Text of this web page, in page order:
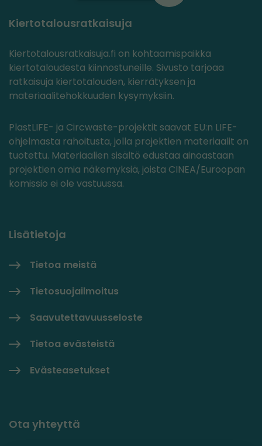
Kiertotalousratkaisuja
Kiertotalousratkaisuja.fi on kohtaamispaikka
kiertotaloudesta kiinnostuneille. Sivusto tarjoaa
ratkaisuja kiertotalouden, kierrätyksen ja
materiaalitehokkuuden kysymyksiin.
PlastLIFE- ja Circwaste-projektit saavat EU:n LIFE-
ohjelmasta rahoitusta, jolla projektien materiaalit on
tuotettu. Materiaalien sisältö edustaa ainoastaan
projektien omia näkemyksiä, joista CINEA/Euroopan
komissio ei ole vastuussa.
Lisätietoja
Tietoa meistä
Tietosuojailmoitus
Saavutettavuusseloste
Tietoa evästeistä
Evästeasetukset
Ota yhteyttä